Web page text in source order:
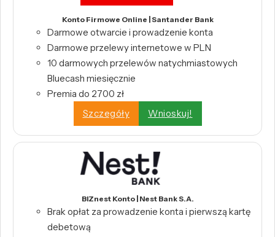
Konto Firmowe Online | Santander Bank
Darmowe otwarcie i prowadzenie konta
Darmowe przelewy internetowe w PLN
10 darmowych przelewów natychmiastowych
Bluecash miesięcznie
Premia do 2700 zł
Szczegóły
Wnioskuj!
BIZnest Konto | Nest Bank S.A.
Brak opłat za prowadzenie konta i pierwszą kartę
debetową